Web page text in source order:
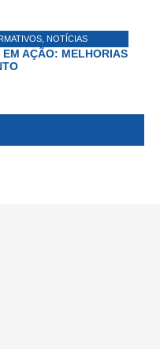
NOTÍCIAS
AÇÃO: MELHORIAS